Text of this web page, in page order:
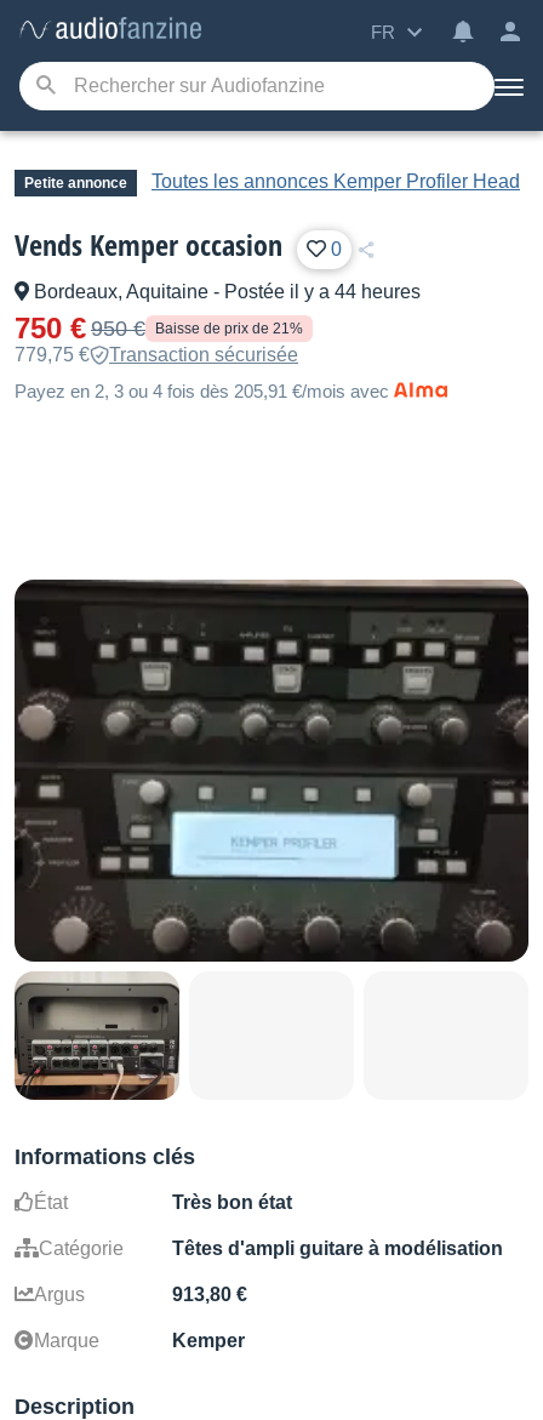
FR
Petite annonce Toutes les annonces Kemper Profiler Head
Vends Kemper occasion 0
Bordeaux, Aquitaine - Postée il y a 44 heures
750 € 950 € Baisse de prix de 21%
779,75 €
Transaction sécurisée
Payez en 2, 3 ou 4 fois dès 205,91 €/mois avec
Informations clés
État Très bon état
Catégorie Têtes d'ampli guitare à modélisation
Argus 913,80 €
Marque Kemper
Description